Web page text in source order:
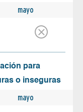
mayo
para
o inseguras
mayo